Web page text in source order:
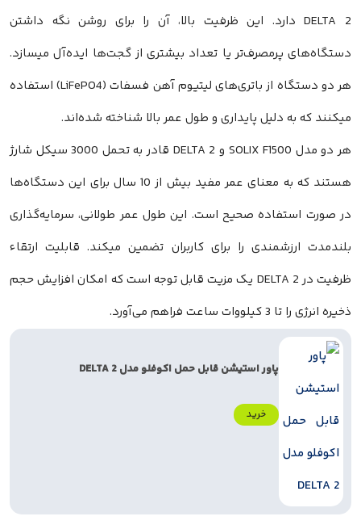
DELTA 2 دارد. این ظرفیت بالا، آن را برای روشن نگه داشتن
دستگاه‌های پرمصرف‌تر یا تعداد بیشتری از گجت‌ها ایده‌آل میسازد.
هر دو دستگاه از باتری‌های لیتیوم آهن فسفات (LiFePO4) استفاده
میکنند که به دلیل پایداری و طول عمر بالا شناخته شده‌اند.
هر دو مدل SOLIX F1500 و DELTA 2 قادر به تحمل 3000 سیکل شارژ
هستند که به معنای عمر مفید بیش از 10 سال برای این دستگاه‌ها
در صورت استفاده صحیح است. این طول عمر طولانی، سرمایه‌گذاری
بلندمدت ارزشمندی را برای کاربران تضمین میکند. قابلیت ارتقاء
ظرفیت در DELTA 2 یک مزیت قابل توجه است که امکان افزایش حجم
ذخیره انرژی را تا 3 کیلووات ساعت فراهم می‌آورد.
پاور استیشن قابل حمل اکوفلو مدل DELTA 2
خرید